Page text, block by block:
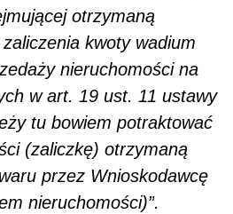
otrzymaną
kwoty wadium
nieruchomości na
w art. 19 ust. 11 ustawy
tu bowiem potraktować
(zaliczkę) otrzymaną
przez Wnioskodawcę
nieruchomości)”.